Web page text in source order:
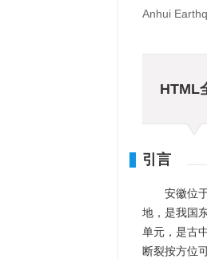
Anhui
HTML
引言
安徽位
地，是我国
单元，是古
断裂按方位